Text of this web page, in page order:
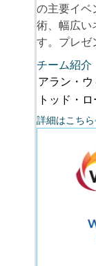
の主要イベ
術、幅広い
す。プレゼ
チーム紹介
アラン・
トッド・
詳細はこちら